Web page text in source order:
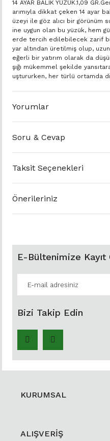
14 AYAR BALIK YÜZÜK.1,09
arımıyla dikkat çeken 14 ayar
üzeyi ile göz alıcı bir görünüm
ine uygun olan bu yüzük, hem
erde tercih edilebilecek zarif
yar altından üretilmiş olup,
eğerli bir yatırım olarak da
şığı mükemmel şekilde
uştururken, her türlü ortamda
Yorumlar
Soru & Cevap
Taksit Seçenekleri
Önerileriniz
E-Bültenimize Kayıt
Bizi Takip Edin
KURUMSAL
ALIŞVERİŞ